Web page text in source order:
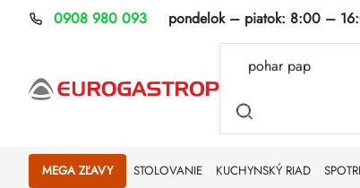
Prejsť
0908 980 093 pondelok – piatok: 8:00 –
MEGA ZĽAVY STOLOVANIE KUCHYNSKÝ RIAD